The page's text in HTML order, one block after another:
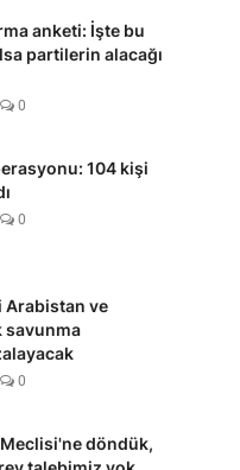
anketi: İşte bu
partilerin alacağı
0
104 kişi
0
Arabistan ve
savunma
0
Meclisi'ne döndük,